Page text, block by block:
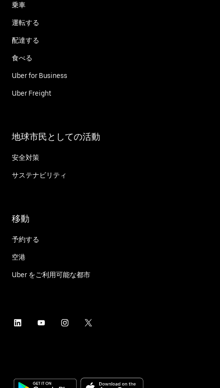
乗車
運転する
配達する
食べる
Uber for Business
Uber Freight
地球市民としての活動
安全対策
サステナビリティ
移動
予約する
空港
Uber をご利用可能な都市